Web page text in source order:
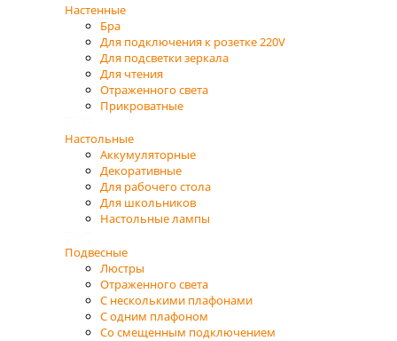
Настенные
Бра
Для подключения к розетке 220V
Для подсветки зеркала
Для чтения
Отраженного света
Прикроватные
Настольные
Аккумуляторные
Декоративные
Для рабочего стола
Для школьников
Настольные лампы
Подвесные
Люстры
Отраженного света
С несколькими плафонами
С одним плафоном
Со смещенным подключением